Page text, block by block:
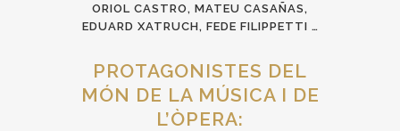
ORIOL CASTRO, MATEU CASAÑAS,
EDUARD XATRUCH, FEDE FILIPPETTI …
PROTAGONISTES DEL
MÓN DE LA MÚSICA I DE
L’ÒPERA: